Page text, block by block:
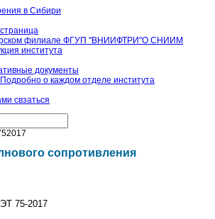
филиале ФГУП "ВНИИФТРИ"О СНИИМ
института
документы
Подробно о каждом отделе института
свзаться
сопротивления
75-2017